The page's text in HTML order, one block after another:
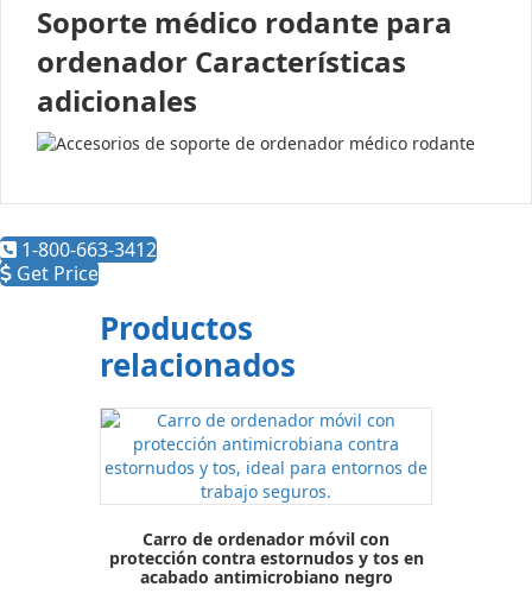
Soporte médico rodante para
ordenador Características
adicionales
1-800-663-3412
Get Price
Productos
relacionados
Carro de ordenador móvil con
protección contra estornudos y tos en
acabado antimicrobiano negro